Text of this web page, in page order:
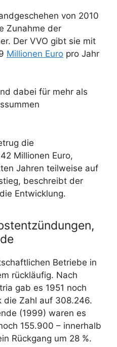
von 2010
Zunahme der
Der VVO gibt sie mit
Millionen Euro pro Jahr
dabei für mehr als
die
Millionen Euro,
Jahren teilweise auf
beschreibt der
Entwicklung.
Betriebe in
rückläufig. Nach
gab es 1951 noch
die Zahl auf 308.246.
(1999) waren es
155.900 – innerhalb
Rückgang um 28 %.